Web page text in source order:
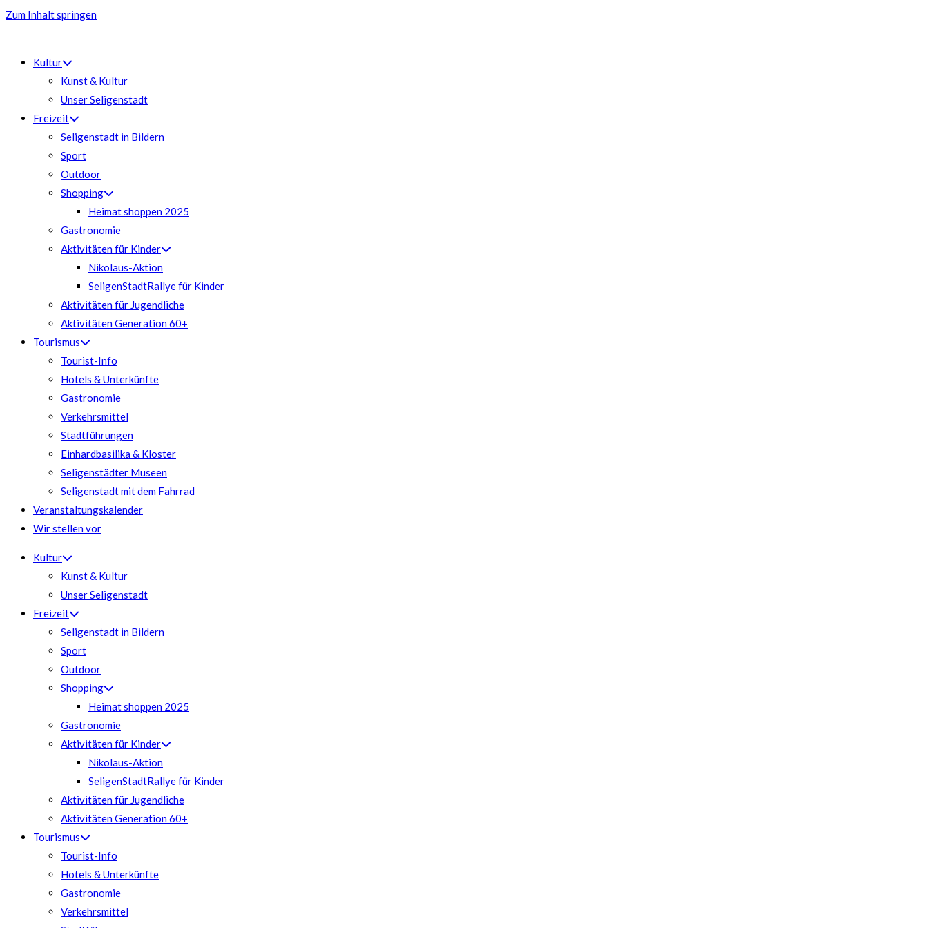
Zum Inhalt springen
Kultur
Kunst & Kultur
Unser Seligenstadt
Freizeit
Seligenstadt in Bildern
Sport
Outdoor
Shopping
Heimat shoppen 2025
Gastronomie
Aktivitäten für Kinder
Nikolaus-Aktion
SeligenStadtRallye für Kinder
Aktivitäten für Jugendliche
Aktivitäten Generation 60+
Tourismus
Tourist-Info
Hotels & Unterkünfte
Gastronomie
Verkehrsmittel
Stadtführungen
Einhardbasilika & Kloster
Seligenstädter Museen
Seligenstadt mit dem Fahrrad
Veranstaltungskalender
Wir stellen vor
Kultur
Kunst & Kultur
Unser Seligenstadt
Freizeit
Seligenstadt in Bildern
Sport
Outdoor
Shopping
Heimat shoppen 2025
Gastronomie
Aktivitäten für Kinder
Nikolaus-Aktion
SeligenStadtRallye für Kinder
Aktivitäten für Jugendliche
Aktivitäten Generation 60+
Tourismus
Tourist-Info
Hotels & Unterkünfte
Gastronomie
Verkehrsmittel